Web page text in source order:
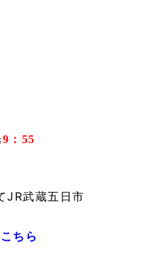
9：55
JR武蔵五日市
こちら